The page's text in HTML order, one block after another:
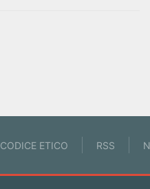
CODICE ETICO RSS